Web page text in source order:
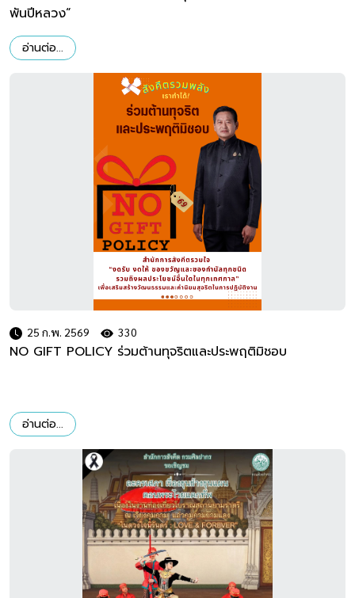
พันปีหลวง“
อ่านต่อ...
25 ก.พ. 2569 330
NO GIFT POLICY ร่วมต้านทุจริตและประพฤติมิชอบ
อ่านต่อ...